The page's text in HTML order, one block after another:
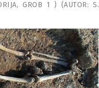
GROB 1 ) (AUTOR: S.